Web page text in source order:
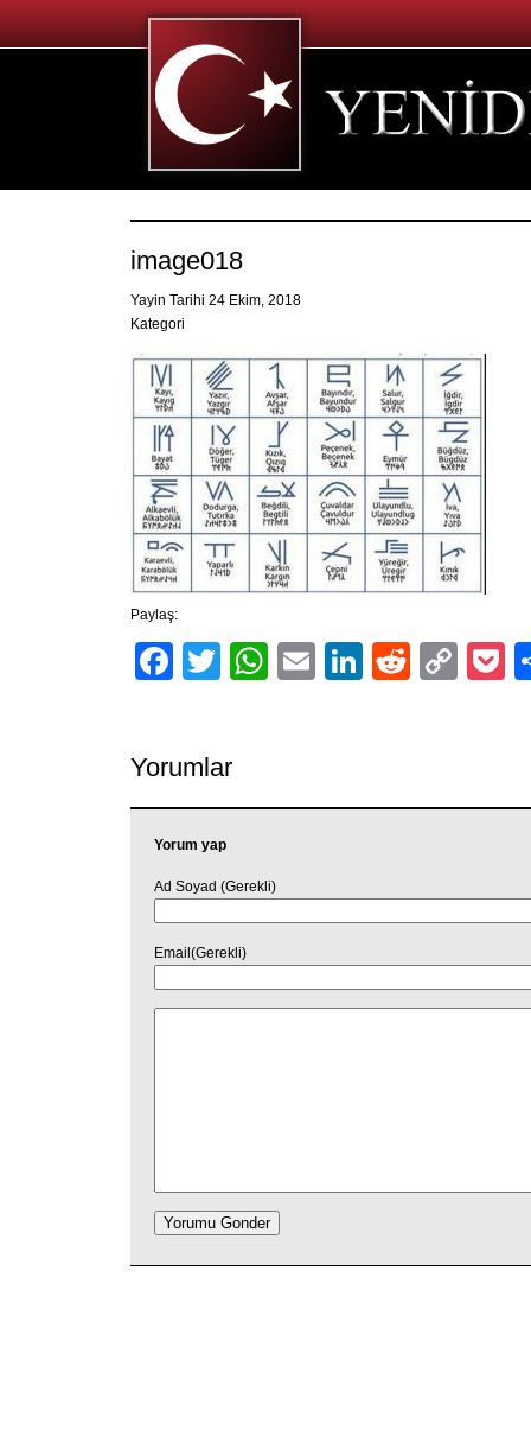
image018
Yayin Tarihi 24 Ekim, 2018
Kategori
Paylaş:
Facebook
TwitterWhatsApp
EmailLinkedIn
Reddit
Yorumlar
Yorum yap
Ad Soyad (Gerekli)
Email(Gerekli)